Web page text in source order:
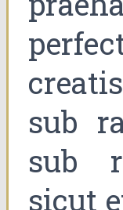
sub
sub
sicut